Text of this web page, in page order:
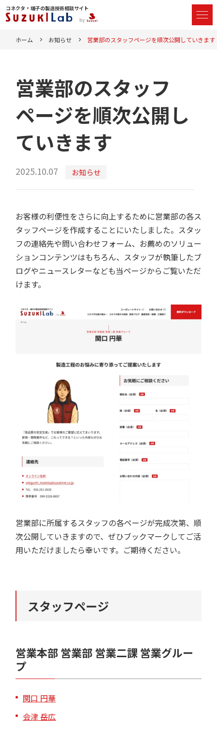
コネクタ・端子の製造技術相談サイト
ホーム お知らせ 営業部のスタッフページを順次公開していきます
営業部のスタッフ
ページを順次公開し
ていきます
2025.10.07 お知らせ
お客様の利便性をさらに向上するために営業部の各ス
タッフページを作成することにいたしました。スタッ
フの連絡先や問い合わせフォーム、お薦めのソリュー
ションコンテンツはもちろん、スタッフが執筆したブ
ログやニュースレターなども当ページからご覧いただ
けます。
営業部に所属するスタッフの各ページが完成次第、順
次公開していきますので、ぜひブックマークしてご活
用いただけましたら幸いです。ご期待ください。
スタッフページ
営業本部 営業部 営業二課 営業グルー
プ
関口 円華
会津 岳広